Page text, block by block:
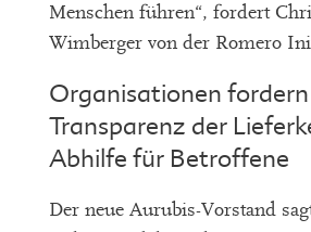
Menschen führen“, fordert
Wimberger von der Romero
Organisationen fordern
Transparenz der
Abhilfe für Betroffene
Der neue Aurubis-Vorstand